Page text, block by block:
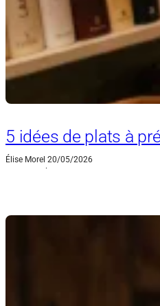
5 idées de plats à
Élise Morel
·
20/05/2026